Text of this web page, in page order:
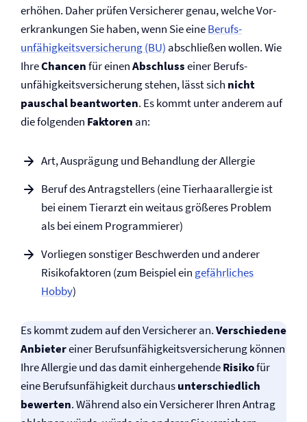
erhöhen. Daher prüfen Versicherer genau, welche Vor­
erkrankungen Sie haben, wenn Sie eineBerufs­
unfähigkeits­versicherung (BU) abschließen wollen. Wie
IhreChancenfür einenAbschlusseiner Berufs­
unfähigkeits­versicherung stehen, lässt sich nicht
pauschal beantworten. Es kommt unter anderem auf
die folgenden Faktoren an:
Art, Ausprägung und Behandlung der Allergie
Beruf des Antragstellers (eine Tierhaarallergie ist
bei einem Tierarzt ein weitaus größeres Problem
als bei einem Programmierer)
Vorliegen sonstiger Beschwerden und anderer
Risikofaktoren (zum Beispiel ein gefährliches
Hobby)
Es kommt zudem auf den Versicherer an.Verschiedene
Anbietereiner Berufs­unfähigkeits­versicherung können
Ihre Allergie und das damit einhergehendeRisikofür
eine Berufs­unfähigkeit durchausunterschiedlich
bewerten. Während also ein Versicherer Ihren Antrag